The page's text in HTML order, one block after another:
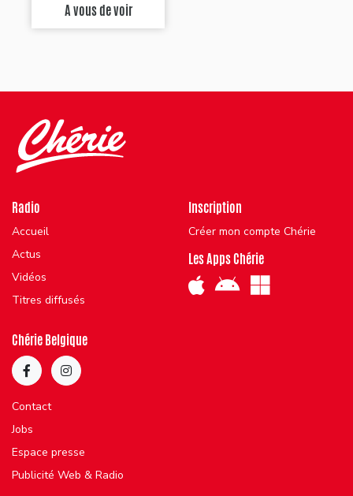
A vous de voir
Radio
Accueil
Actus
Vidéos
Titres diffusés
Inscription
Créer mon compte Chérie
Les Apps Chérie
Chérie Belgique
Contact
Jobs
Espace presse
Publicité Web & Radio